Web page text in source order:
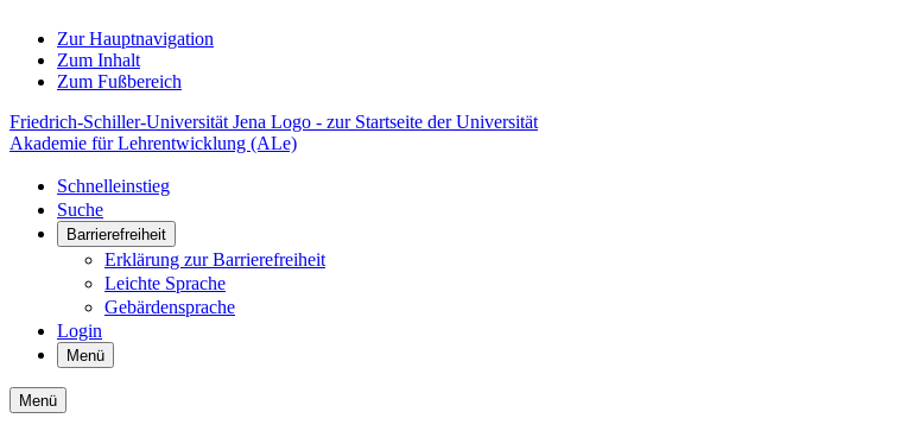
Zur Hauptnavigation
Zum Inhalt
Zum Fußbereich
Friedrich-Schiller-Universität Jena Logo - zur Startseite der Universität
Akademie für Lehrentwicklung (ALe)
Schnelleinstieg
Suche
Barrierefreiheit
Erklärung zur Barrierefreiheit
Leichte Sprache
Gebärdensprache
Login
Menü
Menü